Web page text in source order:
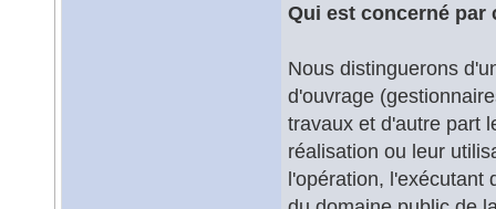
Qui est concerné par
Nous distinguerons
d'ouvrage
travaux et d'autre part
réalisation ou leur
l'opération, l'exécutant